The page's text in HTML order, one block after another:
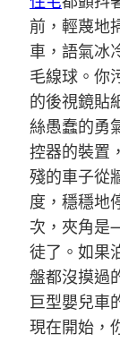
前，輕蔑地
車，語氣冰
毛線球。你
的後視鏡貼
絲愚蠢的勇
控器的裝置
殘的車子從
度，穩穩地
次，夾角是
徒了。如果
盤都沒摸過
巨型嬰兒車
現在開始，